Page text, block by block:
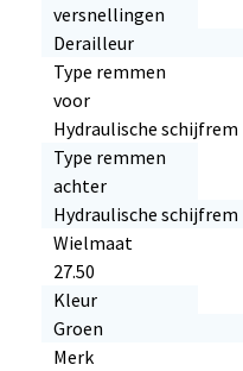
versnellingen
Derailleur
Type remmen
voor
Hydraulische schijfrem
Type remmen
achter
Hydraulische schijfrem
Wielmaat
27.50
Kleur
Groen
Merk